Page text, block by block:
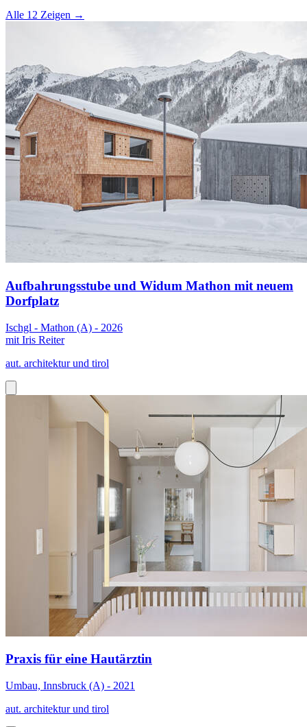
Alle 12 Zeigen →
Aufbahrungsstube und Widum Mathon mit neuem
Dorfplatz
Ischgl - Mathon (A) - 2026
mit Iris Reiter
aut. architektur und tirol
Praxis für eine Hautärztin
Umbau, Innsbruck (A) - 2021
aut. architektur und tirol